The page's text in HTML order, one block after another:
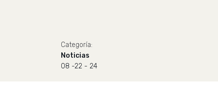
Categoría:
Noticias
08 -22 - 24